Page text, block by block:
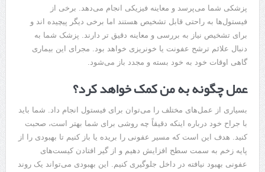
پزشکی شما می‌پرسد و معاینه فیزیکی انجام می‌دهد. برخی از
فیستول‌ها به راحتی قابل تشخیص هستند اما برخی دیگر پیچیده اند و
برای تشخیص نیاز به بررسی و معاینه دقیق تر دارند. پزشک شما به
دنبال علائم ترشح عفونت یا خونریزی خواهد بود. مجرای این بیماری
گاهی اوقات خود به خود بسته و مجدد باز می‌شود.
عمل چگونه به من کمک خواهد کرد؟
بسیاری از عمل‌های مختلف را می‌توان برای فیستول انجام داد. شما باید
با جراح خود درباره اینکه دقیقاً چه روشی برای شما بهتر است، صحبت
کنید. هدف این است که مسیر عفونی را بریده یا باز کنیم تا بهبودی را از
پایه زخم به سمت سطح افزایش دهیم و از گیر افتادن کیست‌های
عفونی بهبود نیافته در داخل جلوگیری کنیم. این بهبودی می‌تواند یک روند